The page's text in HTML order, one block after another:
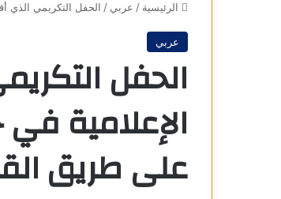
الرئيسية / عربي / الحفل التكريمي الذي
عربي
الحفل
الإعلامية
على طريق